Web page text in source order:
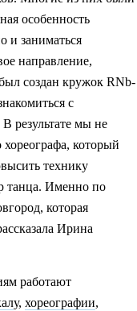
особенность
и заниматься
направление,
создан кружок RNb-
с
результате мы не
который
технику
танца. Именно по
которая
Ирина
работают
у, хореографии,